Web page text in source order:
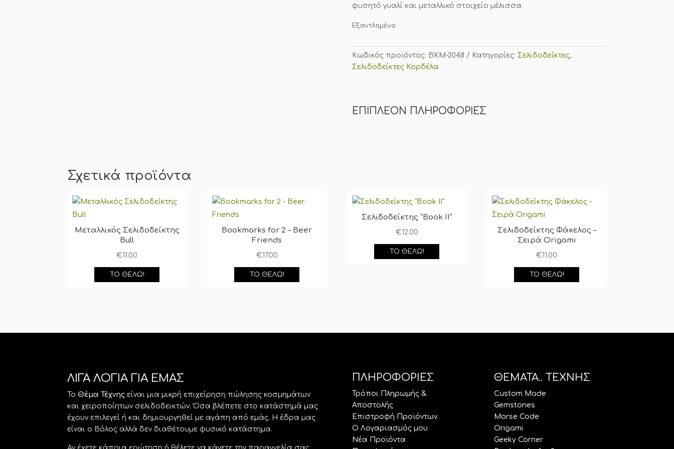
φυσητό γυαλί και μεταλλικό στοιχείο μέλισσα.
Εξαντλημένο
Κωδικός προϊόντος: BKM-2048 Κατηγορίες: Σελιδοδείκτες,
Σελιδοδείκτες Κορδέλα
ΕΠΙΠΛΈΟΝ ΠΛΗΡΟΦΟΡΊΕΣ
Σχετικά προϊόντα
Μεταλλικός Σελιδοδείκτης
Bull
€11.00
ΤΟ ΘΈΛΩ!
Bookmarks for 2 – Beer
Friends
€17.00
ΤΟ ΘΈΛΩ!
Σελιδοδείκτης “Book II”
€12.00
ΤΟ ΘΈΛΩ!
Σελιδοδείκτης Φάκελος –
Σειρά Origami
€11.00
ΤΟ ΘΈΛΩ!
ΛΙΓΑ ΛΟΓΙΑ ΓΙΑ ΕΜΑΣ
ΤοΘέμα Τέχνης είναι μια μικρή επιχείρηση πώλησης κοσμημάτων
και χειροποίητων σελιδοδεικτών. Όσα βλέπετε στο κατάστημά μας
έχουν επιλεγεί ή και δημιουργηθεί με αγάπη από εμάς. Η έδρα μας
είναι ο Βόλος αλλά δεν διαθέτουμε φυσικό κατάστημα.
ΠΛΗΡΟΦΟΡΙΕΣ
Τρόποι Πληρωμής &
Αποστολής
Επιστροφή Προϊόντων
Ο Λογαριασμός μου
Νέα Προϊόντα
ΘΕΜΑΤΑ.. ΤΕΧΝΗΣ
Custom Made
Gemstones
Morse Code
Origami
Geeky Corner